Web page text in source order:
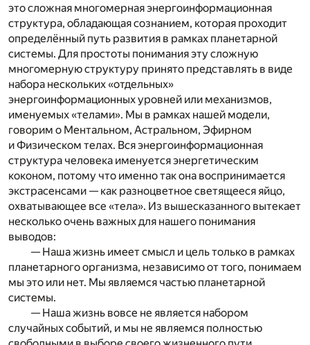
это сложная многомерная энергоинформационная
структура, обладающая сознанием, которая проходит
определённый путь развития в рамках планетарной
системы. Для простоты понимания эту сложную
многомерную структуру принято представлять в виде
набора нескольких «отдельных»
энергоинформационных уровней или механизмов,
именуемых «телами». Мы в рамках нашей модели,
говорим о Ментальном, Астральном, Эфирном
и Физическом телах. Вся энергоинформационная
структура человека именуется энергетическим
коконом, потому что именно так она воспринимается
экстрасенсами — как разноцветное светящееся яйцо,
охватывающее все «тела». Из вышесказанного вытекает
несколько очень важных для нашего понимания
выводов:
— Наша жизнь имеет смысл и цель только в рамках
планетарного организма, независимо от того, понимаем
мы это или нет. Мы являемся частью планетарной
системы.
— Наша жизнь вовсе не является набором
случайных событий, и мы не являемся полностью